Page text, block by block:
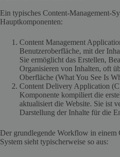
Ein typisches Content-Management-
Hauptkomponenten:
Content Management
Benutzeroberfläche, mit der
Sie ermöglicht das Erstellen,
Organisieren von Inhalten, oft
Oberfläche (What You See Is
Content Delivery Application
Komponente kompiliert die
aktualisiert die Website. Sie ist
Darstellung der Inhalte für die
Der grundlegende Workflow in einem
System sieht typischerweise so aus: